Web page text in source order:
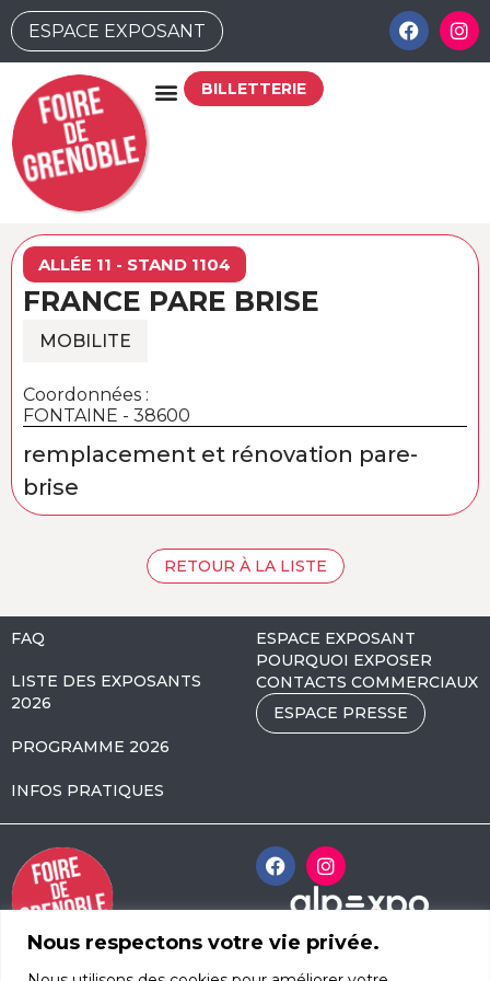
Nous respectons votre vie privée.
ESPACE EXPOSANT
BILLETTERIE
ALLÉE 11 - STAND 1104
FRANCE PARE BRISE
MOBILITE
Coordonnées :
FONTAINE - 38600
remplacement et rénovation pare-
brise
RETOUR À LA LISTE
FAQ
LISTE DES EXPOSANTS
2026
PROGRAMME 2026
INFOS PRATIQUES
ESPACE EXPOSANT
POURQUOI EXPOSER
CONTACTS COMMERCIAUX
ESPACE PRESSE